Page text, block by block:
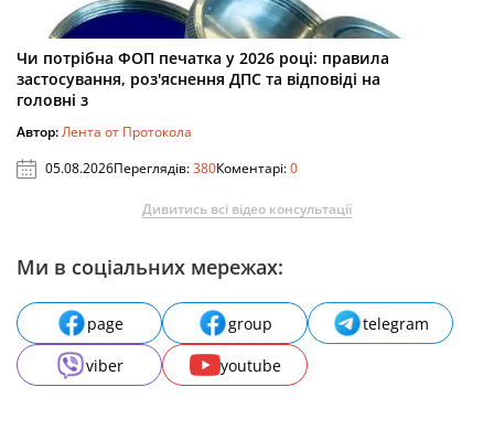
Чи потрібна ФОП печатка у 2026 році: правила
застосування, роз'яснення ДПС та відповіді на
головні з
Автор:Лента от Протокола
05.08.2026Переглядів:380Коментарі:0
Дивитись всі відео консультації
Ми в соціальних мережах:
page group
telegram
viber
youtube